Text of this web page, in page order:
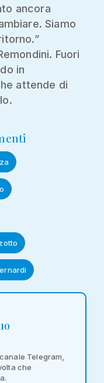
ancora
Siamo
Fuori
in
attende di
Telegram,
che